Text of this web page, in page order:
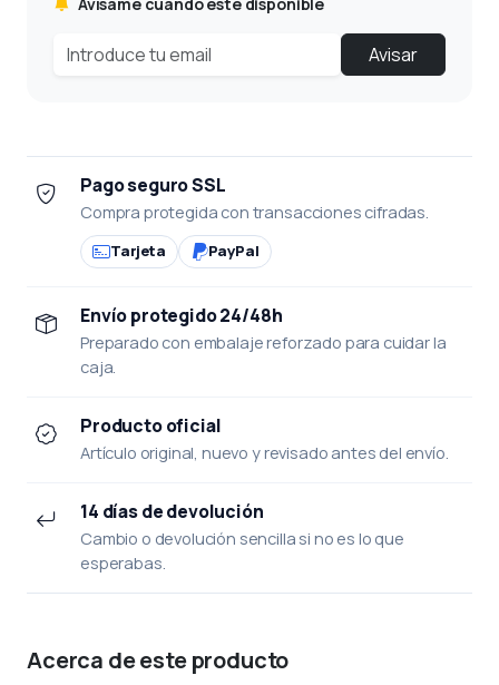
Avisar
Pago seguro SSL
Compra protegida con transacciones cifradas.
Tarjeta PayPal
Envío protegido 24/48h
Preparado con embalaje reforzado para cuidar la
caja.
Producto oficial
Artículo original, nuevo y revisado antes del envío.
14 días de devolución
Cambio o devolución sencilla si no es lo que
esperabas.
Acerca de este producto